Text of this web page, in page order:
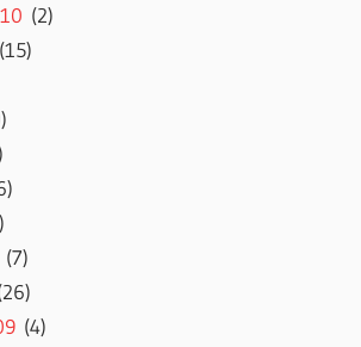
(2)
(15)
(7)
(4)